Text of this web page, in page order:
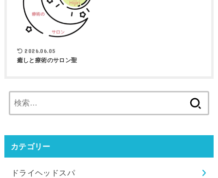
2026.06.05
癒しと療術のサロン聖
索:
カテゴリー
ドライヘッドスパ